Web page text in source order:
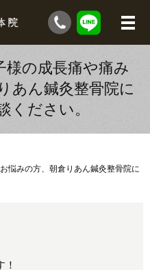
様の成長痛や痛み
あん鍼灸整骨院に
ください。
悩みの方、朝倉りあん鍼灸整骨院に